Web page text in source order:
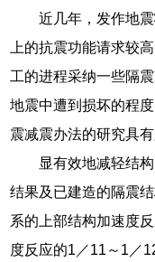
近几年，发作地
上的抗震功能请求较
工的进程采纳一些隔
地震中遭到损坏的程
震减震办法的研究具
显有效地减轻结
结果及已建造的隔震
系的上部结构加速度
度反应的1／11～1／